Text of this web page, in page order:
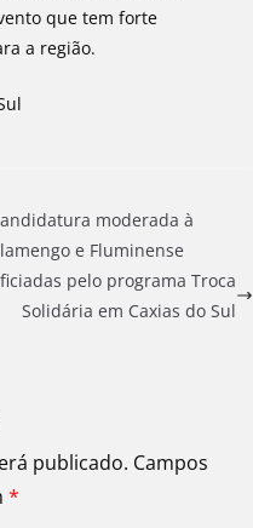
que tem forte
a região.
moderada à
e Fluminense
pelo programa Troca
Solidária em Caxias do Sul
publicado. Campos
*